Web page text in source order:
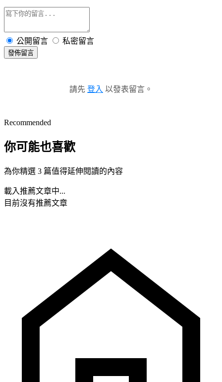
公開留言 私密留言
發佈留言
請先 登入 以發表留言。
Recommended
你可能也喜歡
為你精選 3 篇值得延伸閱讀的內容
載入推薦文章中...
目前沒有推薦文章